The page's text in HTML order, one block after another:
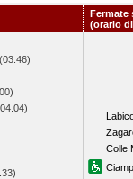
Fermate
(orario
(03.46)
Colle